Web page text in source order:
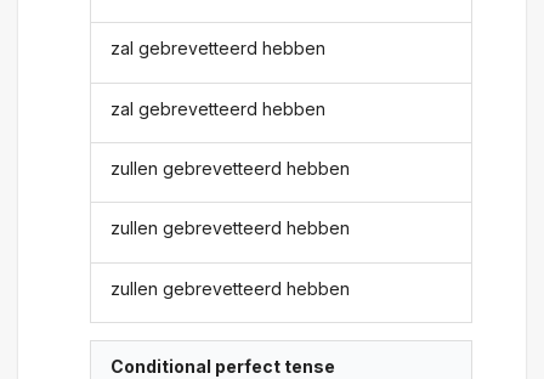
zal gebrevetteerd hebben
zal gebrevetteerd hebben
zullen gebrevetteerd hebben
zullen gebrevetteerd hebben
zullen gebrevetteerd hebben
Conditional perfect tense